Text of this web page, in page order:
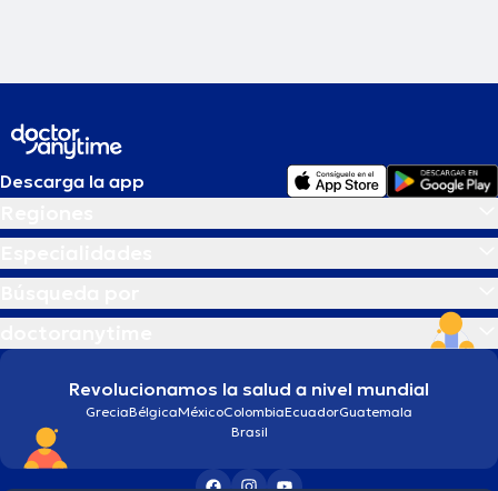
Descarga la app
Revolucionamos la salud a nivel mundial
GreciaBélgicaMéxicoColombiaEcuadorGuatemala
Brasil